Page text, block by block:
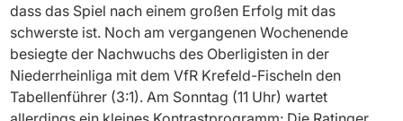
dass das Spiel nach einem großen Erfolg mit das
schwerste ist. Noch am vergangenen Wochenende
besiegte der Nachwuchs des Oberligisten in der
Niederrheinliga mit dem VfR Krefeld-Fischeln den
Tabellenführer (3:1). Am Sonntag (11 Uhr) wartet